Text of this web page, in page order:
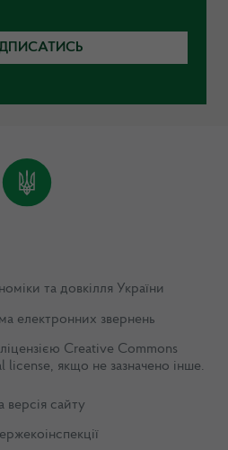
та довкілля України
електронних звернень
Creative Commons
license, якщо не зазначено інше.
версія сайту